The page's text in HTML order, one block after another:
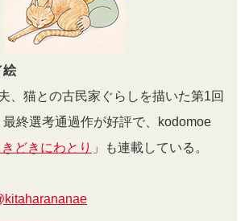
絵
、猫との古民家ぐらしを描いた第1回
最終選考通過作が好評で、kodomoe
どきにわとり 」も連載している。